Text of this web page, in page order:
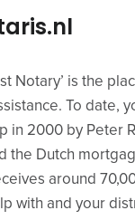
Notary’ is the
To date,
in 2000 by Peter
the Dutch
around
with and your